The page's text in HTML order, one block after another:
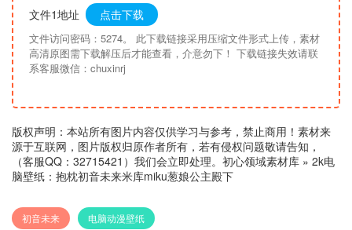
文件1地址 点击下载
文件访问密码：5274。 此下载链接采用压缩文件形式上传，素材
高清原图需下载解压后才能查看，介意勿下！ 下载链接失效请联
系客服微信：chuxinrj
版权声明：本站所有图片内容仅供学习与参考，禁止商用！素材来
源于互联网，图片版权归原作者所有，若有侵权问题敬请告知，
（客服QQ：32715421）我们会立即处理。 初心领域素材库 » 2k电
脑壁纸：抱枕初音未来米库miku葱娘公主殿下
初音未来 电脑动漫壁纸